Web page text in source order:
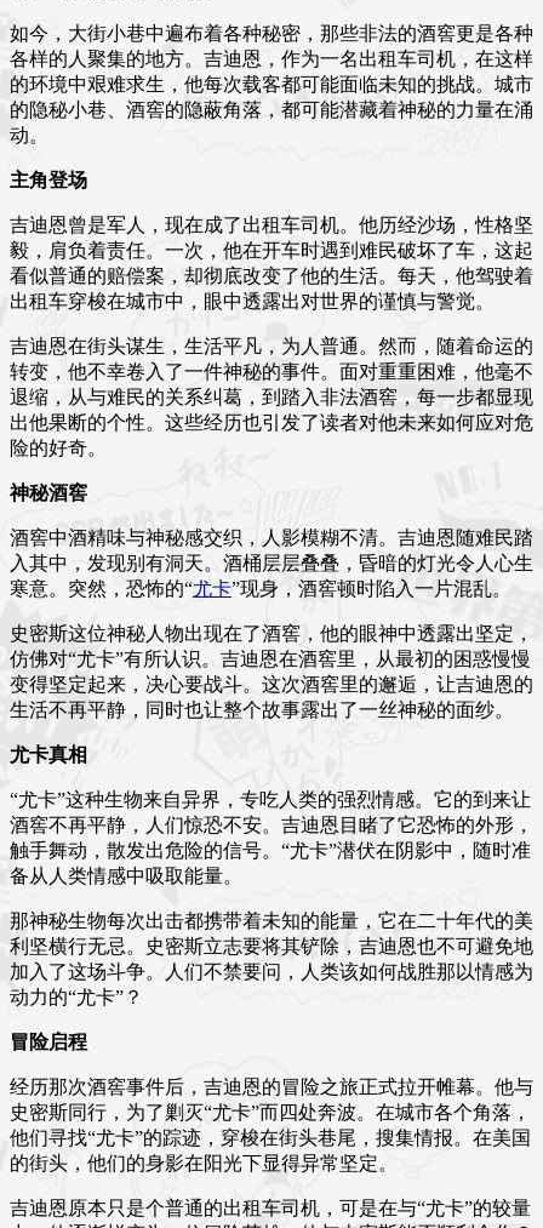
如今，大街小巷中遍布着各种秘密，那些非法的酒窖更是各种
各样的人聚集的地方。吉迪恩，作为一名出租车司机，在这样
的环境中艰难求生，他每次载客都可能面临未知的挑战。城市
的隐秘小巷、酒窖的隐蔽角落，都可能潜藏着神秘的力量在涌
动。
主角登场
吉迪恩曾是军人，现在成了出租车司机。他历经沙场，性格坚
毅，肩负着责任。一次，他在开车时遇到难民破坏了车，这起
看似普通的赔偿案，却彻底改变了他的生活。每天，他驾驶着
出租车穿梭在城市中，眼中透露出对世界的谨慎与警觉。
吉迪恩在街头谋生，生活平凡，为人普通。然而，随着命运的
转变，他不幸卷入了一件神秘的事件。面对重重困难，他毫不
退缩，从与难民的关系纠葛，到踏入非法酒窖，每一步都显现
出他果断的个性。这些经历也引发了读者对他未来如何应对危
险的好奇。
神秘酒窖
酒窖中酒精味与神秘感交织，人影模糊不清。吉迪恩随难民踏
入其中，发现别有洞天。酒桶层层叠叠，昏暗的灯光令人心生
寒意。突然，恐怖的“尤卡”现身，酒窖顿时陷入一片混乱。
史密斯这位神秘人物出现在了酒窖，他的眼神中透露出坚定，
仿佛对“尤卡”有所认识。吉迪恩在酒窖里，从最初的困惑慢慢
变得坚定起来，决心要战斗。这次酒窖里的邂逅，让吉迪恩的
生活不再平静，同时也让整个故事露出了一丝神秘的面纱。
尤卡真相
“尤卡”这种生物来自异界，专吃人类的强烈情感。它的到来让
酒窖不再平静，人们惊恐不安。吉迪恩目睹了它恐怖的外形，
触手舞动，散发出危险的信号。“尤卡”潜伏在阴影中，随时准
备从人类情感中吸取能量。
那神秘生物每次出击都携带着未知的能量，它在二十年代的美
利坚横行无忌。史密斯立志要将其铲除，吉迪恩也不可避免地
加入了这场斗争。人们不禁要问，人类该如何战胜那以情感为
动力的“尤卡”？
冒险启程
经历那次酒窖事件后，吉迪恩的冒险之旅正式拉开帷幕。他与
史密斯同行，为了剿灭“尤卡”而四处奔波。在城市各个角落，
他们寻找“尤卡”的踪迹，穿梭在街头巷尾，搜集情报。在美国
的街头，他们的身影在阳光下显得异常坚定。
吉迪恩原本只是个普通的出租车司机，可是在与“尤卡”的较量